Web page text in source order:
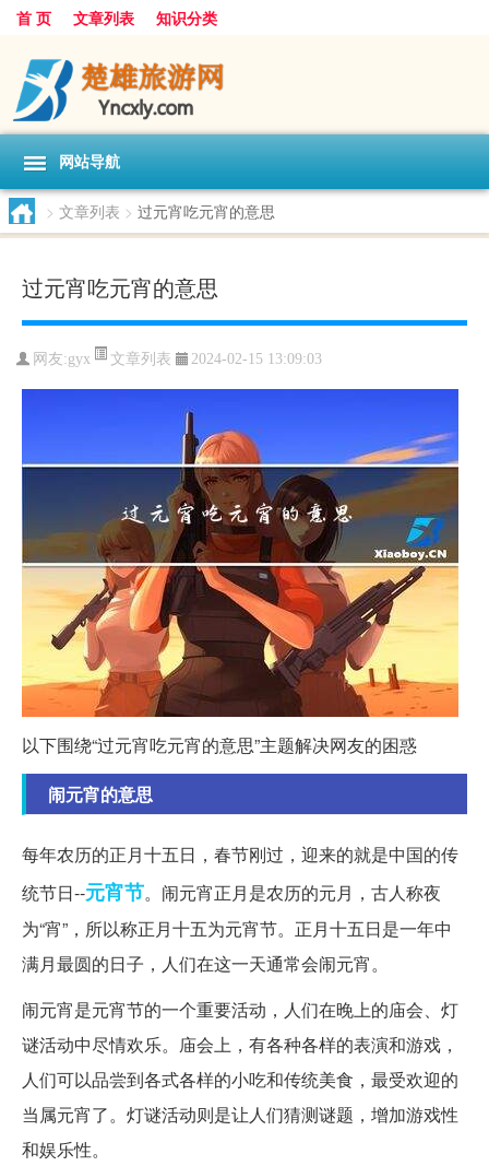
首 页 文章列表 知识分类
网站导航
> 文章列表 > 过元宵吃元宵的意思
过元宵吃元宵的意思
网友:gyx 文章列表 2024-02-15 13:09:03
以下围绕“过元宵吃元宵的意思”主题解决网友的困惑
闹元宵的意思
每年农历的正月十五日，春节刚过，迎来的就是中国的传
统节日--元宵节。闹元宵正月是农历的元月，古人称夜
为“宵”，所以称正月十五为元宵节。正月十五日是一年中
满月最圆的日子，人们在这一天通常会闹元宵。
闹元宵是元宵节的一个重要活动，人们在晚上的庙会、灯
谜活动中尽情欢乐。庙会上，有各种各样的表演和游戏，
人们可以品尝到各式各样的小吃和传统美食，最受欢迎的
当属元宵了。灯谜活动则是让人们猜测谜题，增加游戏性
和娱乐性。